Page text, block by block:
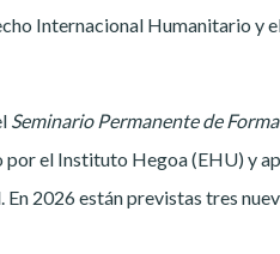
Internacional Humanitario y
Seminario Permanente de
por el Instituto Hegoa (EHU) y
2026 están previstas tres